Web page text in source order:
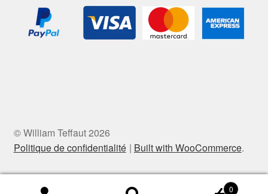
© William Teffaut 2026
Politique de confidentialité
Built with WooCommerce.
0